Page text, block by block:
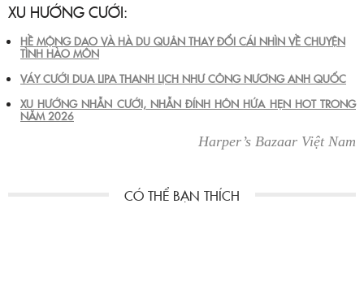
XU HƯỚNG CƯỚI:
HỀ MỘNG DAO VÀ HÀ DU QUÂN THAY ĐỔI CÁI NHÌN VỀ CHUYỆN
TÌNH HÀO MÔN
VÁY CƯỚI DUA LIPA THANH LỊCH NHƯ CÔNG NƯƠNG ANH QUỐC
XU HƯỚNG NHẪN CƯỚI, NHẪN ĐÍNH HÔN HỨA HẸN HOT TRONG
NĂM 2026
Harper’s Bazaar Việt Nam